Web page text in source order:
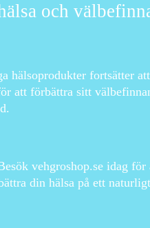
och
hälsoprodukter fortsätter
att förbättra sitt
vehgroshop.se idag
din hälsa på ett